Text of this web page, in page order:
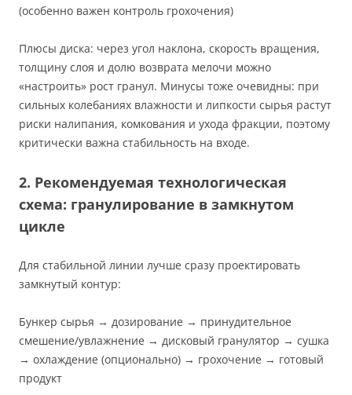
(особенно важен контроль грохочения)
Плюсы диска: через угол наклона, скорость вращения,
толщину слоя и долю возврата мелочи можно
«настроить» рост гранул. Минусы тоже очевидны: при
сильных колебаниях влажности и липкости сырья растут
риски налипания, комкования и ухода фракции, поэтому
критически важна стабильность на входе.
2. Рекомендуемая технологическая
схема: гранулирование в замкнутом
цикле
Для стабильной линии лучше сразу проектировать
замкнутый контур:
Бункер сырья → дозирование → принудительное
смешение/увлажнение → дисковый гранулятор → сушка
→ охлаждение (опционально) → грохочение → готовый
продукт